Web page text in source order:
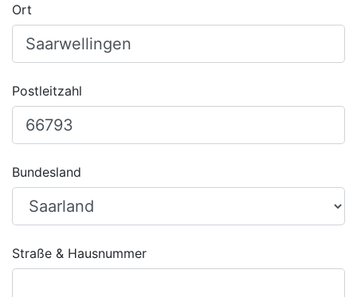
Ort
Postleitzahl
Bundesland
Straße & Hausnummer